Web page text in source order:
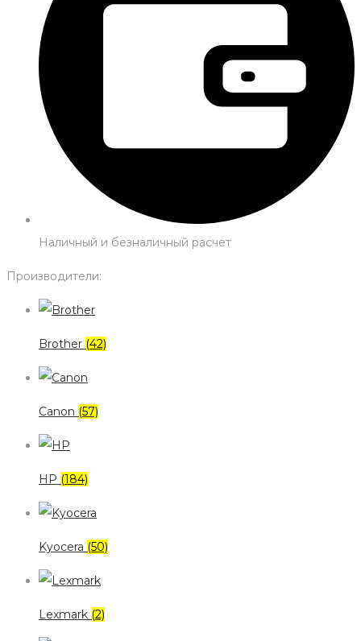
Наличный и безналичный расчет
Производители:
Brother (42)
Canon (57)
HP (184)
Kyocera (50)
Lexmark (2)